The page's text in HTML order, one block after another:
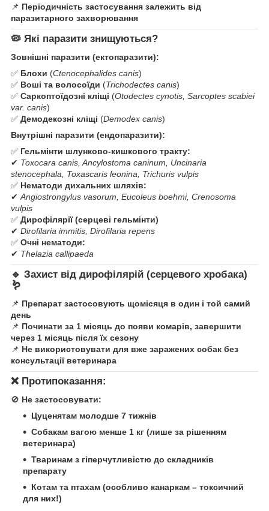
📌 Періодичність застосування залежить від
паразитарного захворювання
🦠 Які паразити знищуються?
Зовнішні паразити (ектопаразити):
✅ Блохи (Ctenocephalides canis)
✅ Воші та волосоїди (Trichodectes canis)
✅ Саркоптоїдозні кліщі (Otodectes cynotis, Sarcoptes scabiei
var. canis)
✅ Демодекозні кліщі (Demodex canis)
Внутрішні паразити (ендопаразити):
✅ Гельмінти шлунково-кишкового тракту:
✔ Toxocara canis, Ancylostoma caninum, Uncinaria
stenocephala, Toxascaris leonina, Trichuris vulpis
✅ Нематоди дихальних шляхів:
✔ Angiostrongylus vasorum, Eucoleus boehmi, Crenosoma
vulpis
✅ Дирофілярії (серцеві гельмінти)
✔ Dirofilaria immitis, Dirofilaria repens
✅ Очні нематоди:
✔ Thelazia callipaeda
🔹 Захист від дирофілярій (серцевого хробака)
🪱
📌 Препарат застосовують щомісяця в один і той самий
день
📌 Починати за 1 місяць до появи комарів, завершити
через 1 місяць після їх сезону
📌 Не використовувати для вже заражених собак без
консультації ветеринара
❌ Протипоказання:
🚫 Не застосовувати:
Цуценятам молодше 7 тижнів
Собакам вагою менше 1 кг (лише за рішенням
ветеринара)
Тваринам з гіперчутливістю до складників
препарату
Котам та птахам (особливо канаркам – токсичний
для них!)